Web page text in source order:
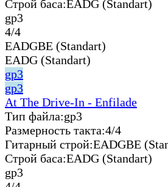
Строй баса:EADG (Standart)
gp3
4/4
EADGBE (Standart)
EADG (Standart)
gp3
gp3
At The Drive-In - Enfilade
Тип файла:gp3
Размерность такта:4/4
Гитарный строй:EADGBE
Строй баса:EADG (Standart)
gp3